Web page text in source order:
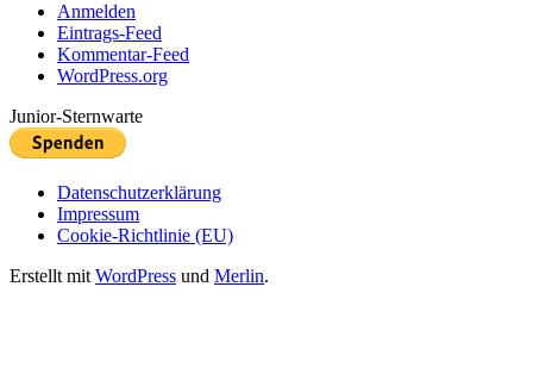
Anmelden
Eintrags-Feed
Kommentar-Feed
WordPress.org
Junior-Sternwarte
Datenschutzerklärung
Impressum
Cookie-Richtlinie (EU)
Erstellt mitWordPress und Merlin.